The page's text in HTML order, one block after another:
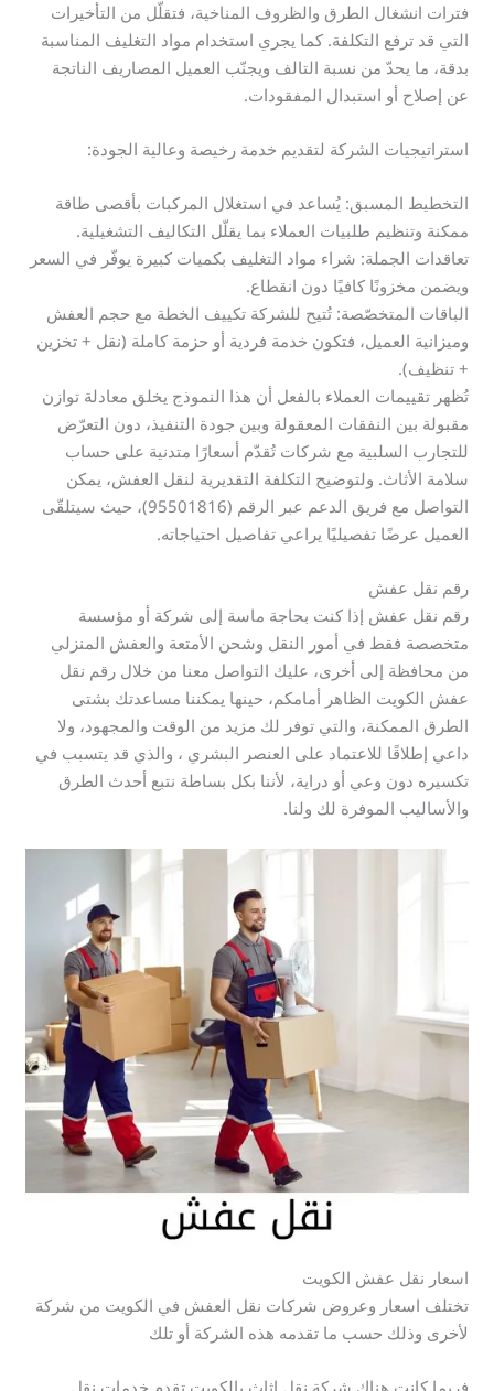
فترات انشغال الطرق والظروف المناخية، فتقلّل من التأخيرات
التي قد ترفع التكلفة. كما يجري استخدام مواد التغليف المناسبة
بدقة، ما يحدّ من نسبة التالف ويجنّب العميل المصاريف الناتجة
عن إصلاح أو استبدال المفقودات.
استراتيجيات الشركة لتقديم خدمة رخيصة وعالية الجودة:
التخطيط المسبق: يُساعد في استغلال المركبات بأقصى طاقة
ممكنة وتنظيم طلبيات العملاء بما يقلّل التكاليف التشغيلية.
تعاقدات الجملة: شراء مواد التغليف بكميات كبيرة يوفّر في السعر
ويضمن مخزونًا كافيًا دون انقطاع.
الباقات المتخصّصة: تُتيح للشركة تكييف الخطة مع حجم العفش
وميزانية العميل، فتكون خدمة فردية أو حزمة كاملة (نقل + تخزين
+ تنظيف).
تُظهر تقييمات العملاء بالفعل أن هذا النموذج يخلق معادلة توازن
مقبولة بين النفقات المعقولة وبين جودة التنفيذ، دون التعرّض
للتجارب السلبية مع شركات تُقدّم أسعارًا متدنية على حساب
سلامة الأثاث. ولتوضيح التكلفة التقديرية لنقل العفش، يمكن
التواصل مع فريق الدعم عبر الرقم (95501816)، حيث سيتلقّى
العميل عرضًا تفصيليًا يراعي تفاصيل احتياجاته.
رقم نقل عفش
رقم نقل عفش إذا كنت بحاجة ماسة إلى شركة أو مؤسسة
متخصصة فقط في أمور النقل وشحن الأمتعة والعفش المنزلي
من محافظة إلى أخرى، عليك التواصل معنا من خلال رقم نقل
عفش الكويت الظاهر أمامكم، حينها يمكننا مساعدتك بشتى
الطرق الممكنة، والتي توفر لك مزيد من الوقت والمجهود، ولا
داعي إطلاقًا للاعتماد على العنصر البشري ، والذي قد يتسبب في
تكسيره دون وعي أو دراية، لأننا بكل بساطة نتبع أحدث الطرق
والأساليب الموفرة لك ولنا.
اسعار نقل عفش الكويت
تختلف اسعار وعروض شركات نقل العفش في الكويت من شركة
لأخرى وذلك حسب ما تقدمه هذه الشركة أو تلك
فربما كانت هناك شركة نقل اثاث بالكويت تقدم خدمات نقل